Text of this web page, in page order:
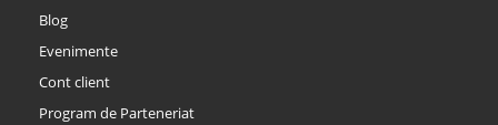
Blog
Evenimente
Cont client
Program de Parteneriat